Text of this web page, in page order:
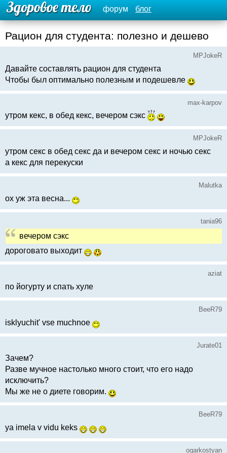
форум блог
Рацион для студента: полезно и дешево
MPJokeR
Давайте составлять рацион для студента
Чтобы был оптимально полезным и подешевле
max-karpov
утром кекс, в обед кекс, вечером сэкс
MPJokeR
утром секс в обед секс да и вечером секс и ночью секс
а кекс для перекуски
Malutka
ох уж эта весна...
tania96
вечером сэкс
дороговато выходит
aziat
по йогурту и спать хуле
BeeR79
isklyuchit' vse muchnoe
Jurate01
Зачем?
Разве мучное настолько много стоит, что его надо
исключить?
Мы же не о диете говорим.
BeeR79
ya imela v vidu keks
ogarkostyan